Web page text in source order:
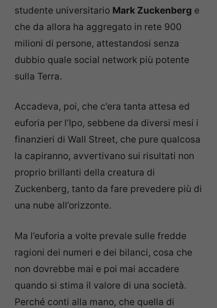
studente universitario Mark Zuckenberg e
che da allora ha aggregato in rete 900
milioni di persone, attestandosi senza
dubbio quale social network più potente
sulla Terra.
Accadeva, poi, che c’era tanta attesa ed
euforia per l’Ipo, sebbene da diversi mesi i
finanzieri di Wall Street, che pure qualcosa
la capiranno, avvertivano sui risultati non
proprio brillanti della creatura di
Zuckenberg, tanto da fare prevedere più di
una nube all’orizzonte.
Ma l’euforia a volte prevale sulle fredde
ragioni dei numeri e dei bilanci, cosa che
non dovrebbe mai e poi mai accadere
quando si stima il valore di una società.
Perché conti alla mano, che quella di